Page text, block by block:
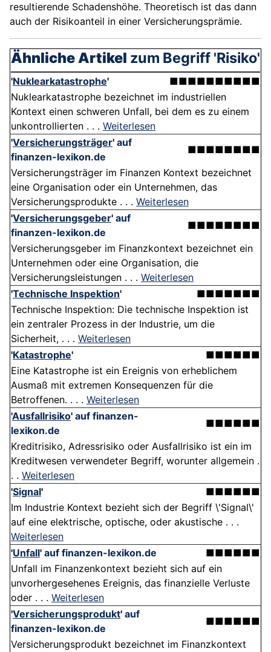
resultierende Schadenshöhe. Theoretisch ist das dann
auch der Risikoanteil in einer Versicherungsprämie.
Ähnliche Artikel zum Begriff 'Risiko'
'Nuklearkatastrophe'
■■■■■■■■■■
Nuklearkatastrophe bezeichnet im industriellen
Kontext einen schweren Unfall, bei dem es zu einem
unkontrollierten . . . Weiterlesen
'Versicherungsträger' auf
finanzen-lexikon.de
■■■■■■■■
Versicherungsträger im Finanzen Kontext bezeichnet
eine Organisation oder ein Unternehmen, das
Versicherungsprodukte . . . Weiterlesen
'Versicherungsgeber' auf
finanzen-lexikon.de
■■■■■■■■
Versicherungsgeber im Finanzkontext bezeichnet ein
Unternehmen oder eine Organisation, die
Versicherungsleistungen . . . Weiterlesen
'Technische Inspektion'
■■■■■■■
Technische Inspektion: Die technische Inspektion ist
ein zentraler Prozess in der Industrie, um die
Sicherheit, . . . Weiterlesen
'Katastrophe'
■■■■■■
Eine Katastrophe ist ein Ereignis von erheblichem
Ausmaß mit extremen Konsequenzen für die
Betroffenen. . . . Weiterlesen
'Ausfallrisiko' auf finanzen-
lexikon.de
■■■■■■
Kreditrisiko, Adressrisiko oder Ausfallrisiko ist ein im
Kreditwesen verwendeter Begriff, worunter allgemein .
. . Weiterlesen
'Signal'
■■■■■■
Im Industrie Kontext bezieht sich der Begriff \'Signal\'
auf eine elektrische, optische, oder akustische . . .
Weiterlesen
'Unfall' auf finanzen-lexikon.de
■■■■■■
Unfall im Finanzenkontext bezieht sich auf ein
unvorhergesehenes Ereignis, das finanzielle Verluste
oder . . . Weiterlesen
'Versicherungsprodukt' auf
finanzen-lexikon.de
■■■■■■
Versicherungsprodukt bezeichnet im Finanzkontext